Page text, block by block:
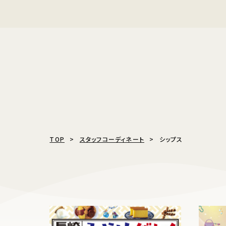
TOP スタッフコーディネート シップス